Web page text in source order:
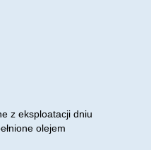
z eksploatacji dniu
olejem